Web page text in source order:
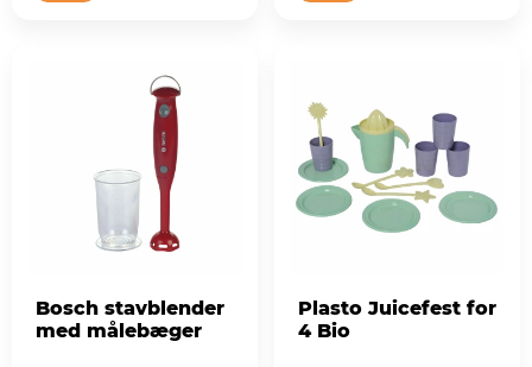
Bosch stavblender
med målebæger
Plasto Juicefest for
4 Bio